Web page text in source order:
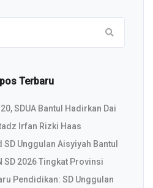
Terbaru
SDUA Bantul Hadirkan Dai
Irfan Rizki Haas
Unggulan Aisyiyah Bantul
SD 2026 Tingkat Provinsi
Pendidikan: SD Unggulan